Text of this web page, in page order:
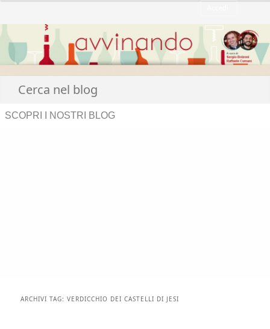
ARCHIVI TAG:VERDICCHIO DEI CASTELLI DI JESI